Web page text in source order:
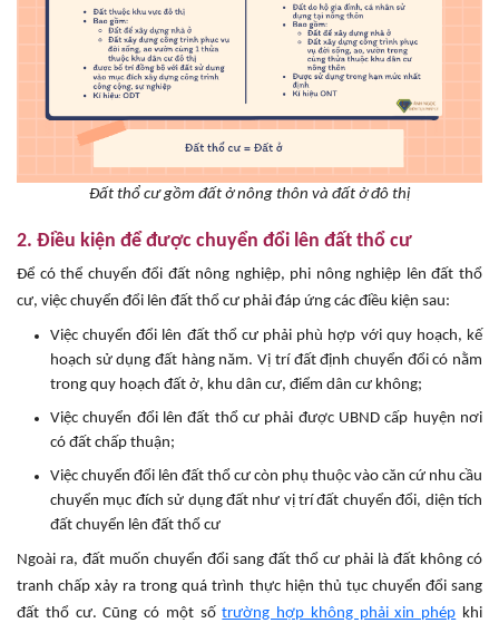
Đất thổ cư gồm đất ở nông thôn và đất ở đô thị
2. Điều kiện để được chuyển đổi lên đất thổ cư
Để có thể chuyển đổi đất nông nghiệp, phi nông nghiệp lên đất thổ
cư, việc chuyển đổi lên đất thổ cư phải đáp ứng các điều kiện sau:
Việc chuyển đổi lên đất thổ cư phải phù hợp với quy hoạch, kế
hoạch sử dụng đất hàng năm. Vị trí đất định chuyển đổi có nằm
trong quy hoạch đất ở, khu dân cư, điểm dân cư không;
Việc chuyển đổi lên đất thổ cư phải được UBND cấp huyện nơi
có đất chấp thuận;
Việc chuyển đổi lên đất thổ cư còn phụ thuộc vào căn cứ nhu cầu
chuyển mục đích sử dụng đất như vị trí đất chuyển đổi, diện tích
đất chuyển lên đất thổ cư
Ngoài ra, đất muốn chuyển đổi sang đất thổ cư phải là đất không có
tranh chấp xảy ra trong quá trình thực hiện thủ tục chuyển đổi sang
đất thổ cư. Cũng có một sốtrường hợp không phải xin phép khi